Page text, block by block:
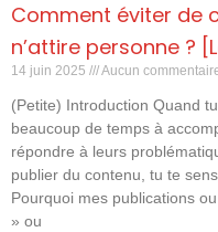
Comment éviter de
n’attire personne ?
14 juin 2025 Aucun
(Petite) Introduction Quand
beaucoup de temps à
répondre à leurs
publier du contenu, tu te
Pourquoi mes publications
» ou